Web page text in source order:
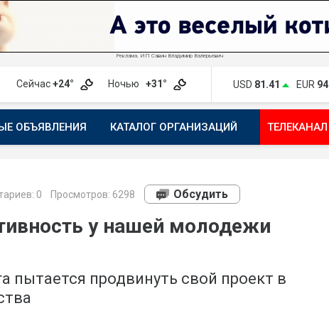
Реклама. ИП Савин Владимир Валерьевич
Сейчас+24° Ночью +31° USD 81.41 EUR
ОБЪЯВЛЕНИЯ КАТАЛОГ ОРГАНИЗАЦИЙ
0 Просмотров: 6298 Обсудить
у нашей молодежи
пытается продвинуть свой проект в